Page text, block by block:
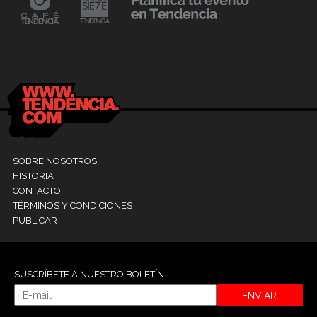
24 mayo, 2021
SOBRE NOSOTROS
HISTORIA
CONTACTO
TÉRMINOS Y CONDICIONES
PUBLICAR
SUSCRÍBETE A NUESTRO BOLETÍN
ENVIAR